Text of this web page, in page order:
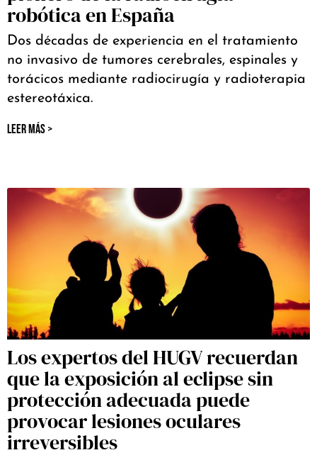
robótica en España
Dos décadas de experiencia en el tratamiento
no invasivo de tumores cerebrales, espinales y
torácicos mediante radiocirugía y radioterapia
estereotáxica.
LEER MÁS >
Los expertos del HUGV recuerdan
que la exposición al eclipse sin
protección adecuada puede
provocar lesiones oculares
irreversibles